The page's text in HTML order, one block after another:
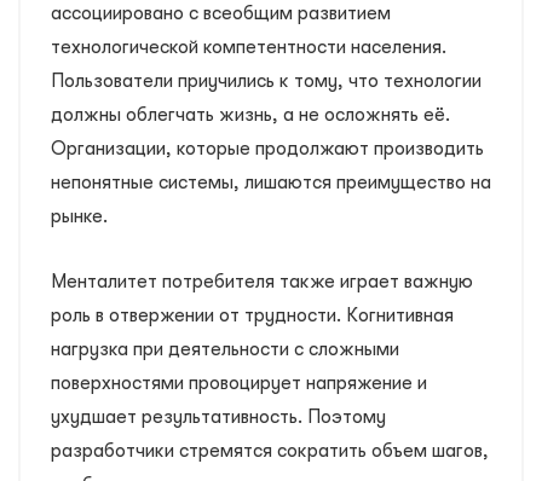
ассоциировано с всеобщим развитием
технологической компетентности населения.
Пользователи приучились к тому, что технологии
должны облегчать жизнь, а не осложнять её.
Организации, которые продолжают производить
непонятные системы, лишаются преимущество на
рынке.
Менталитет потребителя также играет важную
роль в отвержении от трудности. Когнитивная
нагрузка при деятельности с сложными
поверхностями провоцирует напряжение и
ухудшает результативность. Поэтому
разработчики стремятся сократить объем шагов,